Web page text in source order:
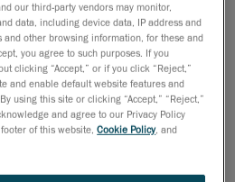
our third-party vendors may monitor,
data, including device data, IP address and
other browsing information, for these and
you agree to such purposes. If you
clicking “Accept,” or if you click “Reject,”
and enable default website features and
using this site or clicking “Accept,” “Reject,”
and agree to our Privacy Policy
of this website,Cookie Policy, and